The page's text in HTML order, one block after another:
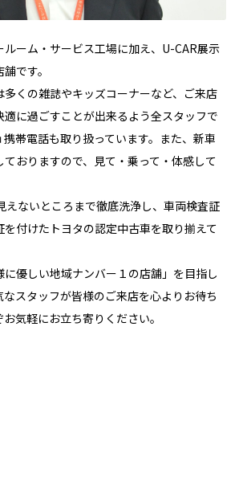
ーム・サービス工場に加え、U-CAR展示
です。
くの雑誌やキッズコーナーなど、ご来店
に過ごすことが出来るよう全スタッフで
帯電話も取り扱っています。また、新車
おりますので、見て・乗って・体感して
えないところまで徹底洗浄し、車両検査証
付けたトヨタの認定中古車を取り揃えて
優しい地域ナンバー１の店舗」を目指し
スタッフが皆様のご来店を心よりお待ち
気軽にお立ち寄りください。